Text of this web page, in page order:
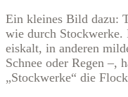
Ein kleines Bild dazu:
wie durch Stockwerke.
eiskalt, in anderen
Schnee oder Regen –,
„Stockwerke“ die